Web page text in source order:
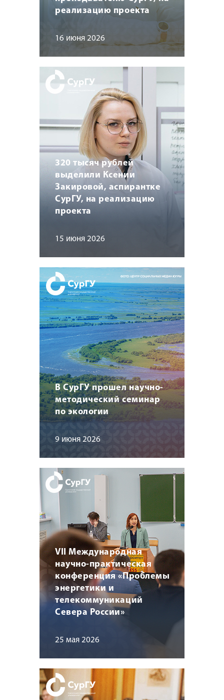
реализацию проекта
16 июня 2026
320 тысяч рублей
выделили Ксении
Закировой, аспирантке
СурГУ, на реализацию
проекта
15 июня 2026
В СурГУ прошел научно-
методический семинар
по экологии
9 июня 2026
VII Международная
научно-практическая
конференция «Проблемы
энергетики и
телекоммуникаций
Севера России»
25 мая 2026